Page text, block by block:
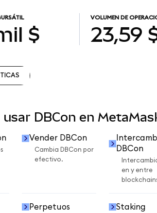
$
VOLUMEN DE
23,59
DBCon en
Vender DBCon
Cambia DBCon por
efectivo.
DBCon
en y entre
Perpetuos Staking